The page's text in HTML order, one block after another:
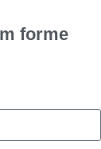
forme